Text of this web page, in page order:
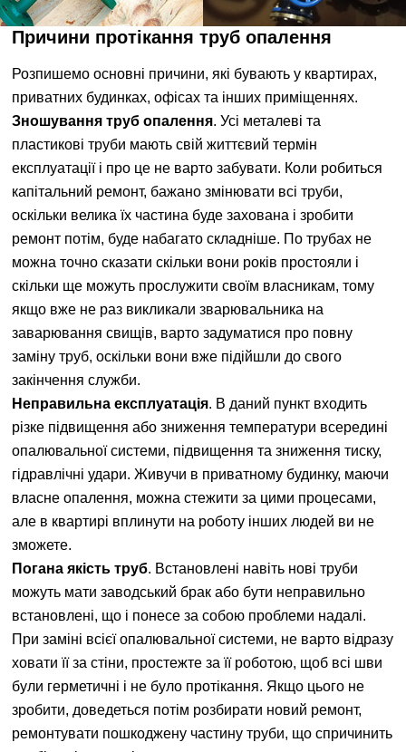
Причини протікання труб опалення
Розпишемо основні причини, які бувають у квартирах,
приватних будинках, офісах та інших приміщеннях.
Зношування труб опалення. Усі металеві та
пластикові труби мають свій життєвий термін
експлуатації і про це не варто забувати. Коли робиться
капітальний ремонт, бажано змінювати всі труби,
оскільки велика їх частина буде захована і зробити
ремонт потім, буде набагато складніше. По трубах не
можна точно сказати скільки вони років простояли і
скільки ще можуть прослужити своїм власникам, тому
якщо вже не раз викликали зварювальника на
заварювання свищів, варто задуматися про повну
заміну труб, оскільки вони вже підійшли до свого
закінчення служби.
Неправильна експлуатація. В даний пункт входить
різке підвищення або зниження температури всередині
опалювальної системи, підвищення та зниження тиску,
гідравлічні удари. Живучи в приватному будинку, маючи
власне опалення, можна стежити за цими процесами,
але в квартирі вплинути на роботу інших людей ви не
зможете.
Погана якість труб. Встановлені навіть нові труби
можуть мати заводський брак або бути неправильно
встановлені, що і понесе за собою проблеми надалі.
При заміні всієї опалювальної системи, не варто відразу
ховати її за стіни, простежте за її роботою, щоб всі шви
були герметичні і не було протікання. Якщо цього не
зробити, доведеться потім розбирати новий ремонт,
ремонтувати пошкоджену частину труби, що спричинить